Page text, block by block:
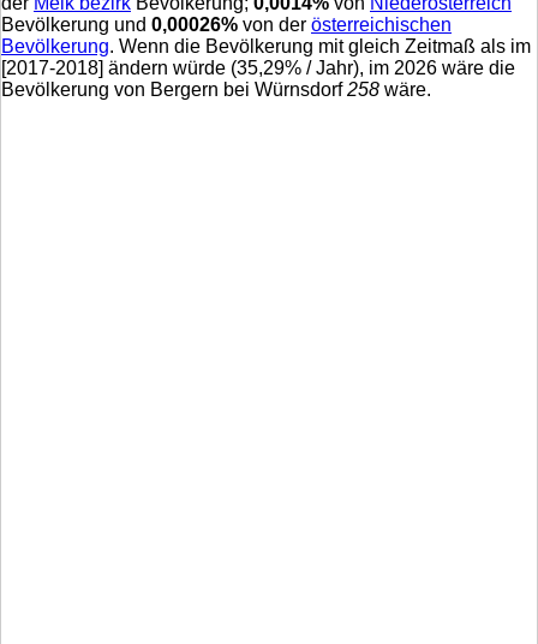
Bevölkerung und 0,00026% von der österreichischen
Bevölkerung. Wenn die Bevölkerung mit gleich Zeitmaß als im
[2017-2018] ändern würde (35,29% / Jahr), im 2026 wäre die
Bevölkerung von Bergern bei Würnsdorf258 wäre.